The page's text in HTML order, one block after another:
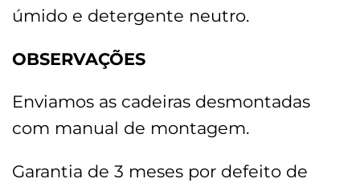
úmido e detergente neutro.
OBSERVAÇÕES
Enviamos as cadeiras desmontadas
com manual de montagem.
Garantia de 3 meses por defeito de